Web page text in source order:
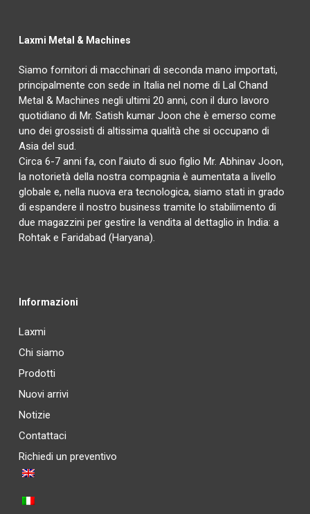
Laxmi Metal & Machines
Siamo fornitori di macchinari di seconda mano importati,
principalmente con sede in Italia nel nome di Lal Chand
Metal & Machines negli ultimi 20 anni, con il duro lavoro
quotidiano di Mr. Satish kumar Joon che è emerso come
uno dei grossisti di altissima qualità che si occupano di
Asia del sud.
Circa 6-7 anni fa, con l’aiuto di suo figlio Mr. Abhinav Joon,
la notorietà della nostra compagnia è aumentata a livello
globale e, nella nuova era tecnologica, siamo stati in grado
di espandere il nostro business tramite lo stabilimento di
due magazzini per gestire la vendita al dettaglio in India: a
Rohtak e Faridabad (Haryana).
Informazioni
Laxmi
Chi siamo
Prodotti
Nuovi arrivi
Notizie
Contattaci
Richiedi un preventivo